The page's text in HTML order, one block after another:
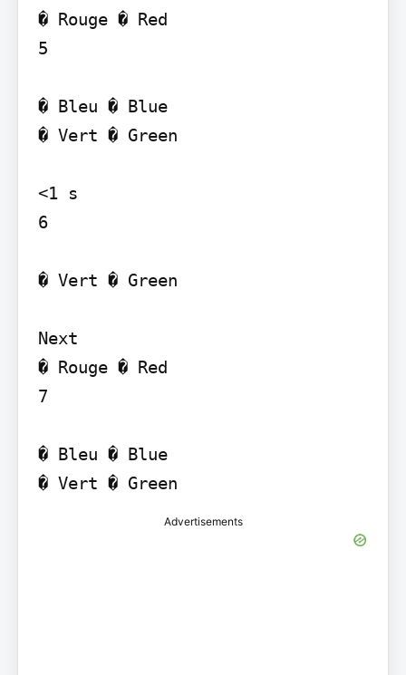
� Rouge � Red
5
� Bleu � Blue
� Vert � Green
<1 s
6
� Vert � Green
Next
� Rouge � Red
7
� Bleu � Blue
Advertisements